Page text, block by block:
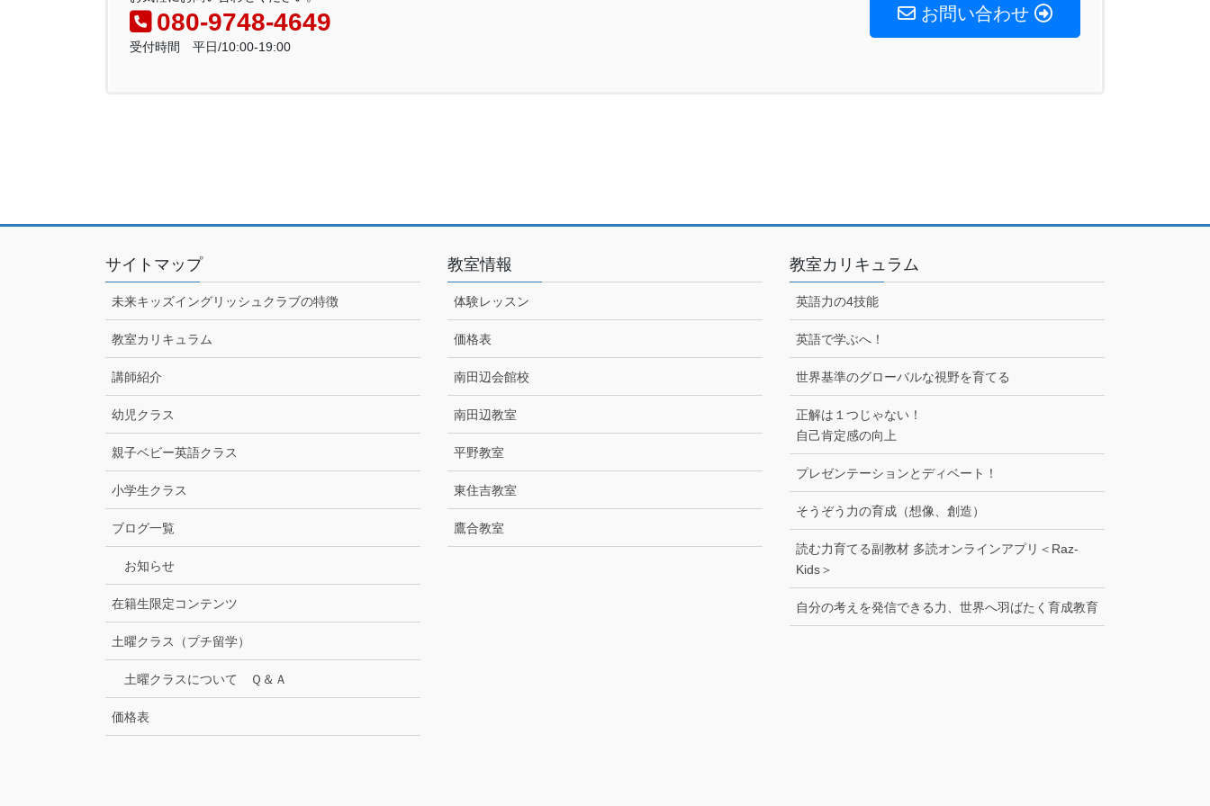
080-9748-4649
受付時間 平日/10:00-19:00
お問い合わせ
サイトマップ
未来キッズイングリッシュクラブの特徴
教室カリキュラム
講師紹介
幼児クラス
親子ベビー英語クラス
小学生クラス
ブログ一覧
お知らせ
在籍生限定コンテンツ
土曜クラス（プチ留学）
土曜クラスについて Ｑ＆Ａ
価格表
教室情報
体験レッスン
価格表
南田辺会館校
南田辺教室
平野教室
東住吉教室
鷹合教室
教室カリキュラム
英語力の4技能
英語で学ぶへ！
世界基準のグローバルな視野を育てる
正解は１つじゃない！
自己肯定感の向上
プレゼンテーションとディベート！
そうぞう力の育成（想像、創造）
読む力育てる副教材 多読オンラインアプリ＜Raz-
Kids＞
自分の考えを発信できる力、世界へ羽ばたく育成教育